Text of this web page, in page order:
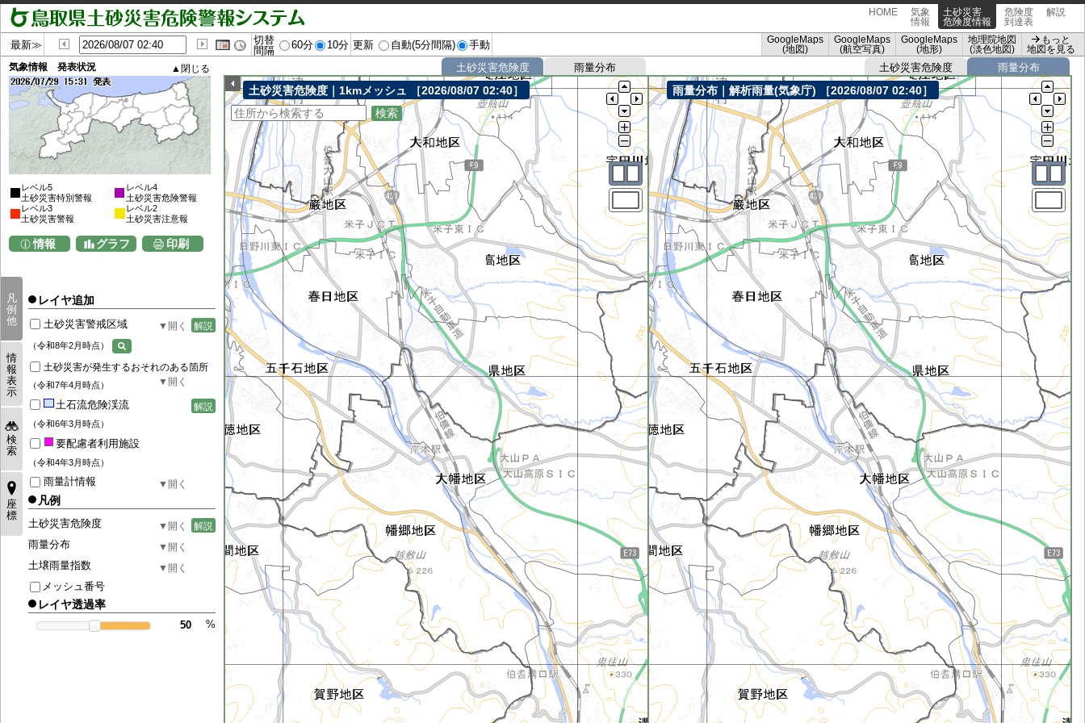
HOME
気象
情報
土砂災害
危険度情報
危険度
到達表
解説
最新≫
切替
間隔
60分 10分 更新 自動(5分間隔) 手動
GoogleMaps
(地図)
GoogleMaps
(航空写真)
GoogleMaps
(地形)
地理院地図
(淡色地図)
もっと
地図を見る
気象情報 発表状況
レベル5
土砂災害特別警報
レベル4
土砂災害危険警報
レベル3
土砂災害警報
レベル2
土砂災害注意報
情報 グラフ 印刷
凡
例
他
情
報
表
示
検
索
座
標
レイヤ追加
土砂災害警戒区域
（令和8年2月時点）
解説
土砂災害が発生するおそれのある箇所
（令和7年4月時点）
土石流危険渓流
（令和6年3月時点）
解説
要配慮者利用施設
（令和4年3月時点）
雨量計情報
凡例
土砂災害危険度 解説
雨量分布
土壌雨量指数
メッシュ番号
レイヤ透過率
%
土砂災害危険度 雨量分布
土砂災害危険度｜1kmメッシュ ［2026/08/07 02:40］
土砂災害危険度 雨量分布
雨量分布｜解析雨量(気象庁) ［2026/08/07 02:40］